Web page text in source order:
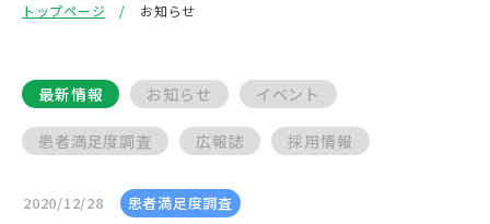
トップページ お知らせ
最新情報 お知らせ イベント
患者満足度調査 広報誌 採用情報
2020/12/28 患者満足度調査